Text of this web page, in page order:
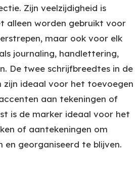
Zijn veelzijdigheid is
alleen worden gebruikt voor
maar ook voor elk
journaling, handlettering,
De twee schrijfbreedtes in de
zijn ideaal voor het toevoegen
aan tekeningen of
is de marker ideaal voor het
of aantekeningen om
en georganiseerd te blijven.